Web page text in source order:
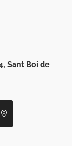
Sant Boi de